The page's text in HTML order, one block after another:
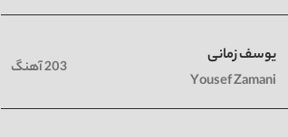
یوسف زمانی
Yousef Zamani
203 آهنگ